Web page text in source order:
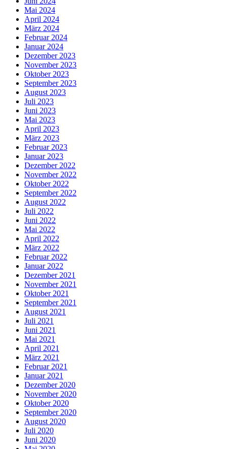
Mai 2024
April 2024
März 2024
Februar 2024
Januar 2024
Dezember 2023
November 2023
Oktober 2023
September 2023
August 2023
Juli 2023
Juni 2023
Mai 2023
April 2023
März 2023
Februar 2023
Januar 2023
Dezember 2022
November 2022
Oktober 2022
September 2022
August 2022
Juli 2022
Juni 2022
Mai 2022
April 2022
März 2022
Februar 2022
Januar 2022
Dezember 2021
November 2021
Oktober 2021
September 2021
August 2021
Juli 2021
Juni 2021
Mai 2021
April 2021
März 2021
Februar 2021
Januar 2021
Dezember 2020
November 2020
Oktober 2020
September 2020
August 2020
Juli 2020
Juni 2020